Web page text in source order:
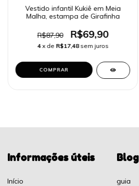
Vestido infantil Kukiê em Meia
Malha, estampa de Girafinha
R$87,90 R$69,90
4 x de R$17,48 sem juros
COMPRAR
Informações úteis
Início
Blog
guia